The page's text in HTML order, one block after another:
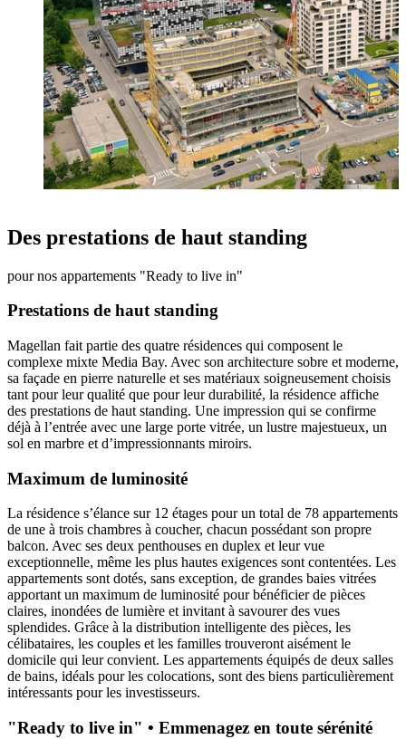
Des prestations de haut standing
pour nos appartements "Ready to live in"
Prestations de haut standing
Magellan fait partie des quatre résidences qui composent le
complexe mixte Media Bay. Avec son architecture sobre et moderne,
sa façade en pierre naturelle et ses matériaux soigneusement choisis
tant pour leur qualité que pour leur durabilité, la résidence affiche
des prestations de haut standing. Une impression qui se confirme
déjà à l’entrée avec une large porte vitrée, un lustre majestueux, un
sol en marbre et d’impressionnants miroirs.
Maximum de luminosité
La résidence s’élance sur 12 étages pour un total de 78 appartements
de une à trois chambres à coucher, chacun possédant son propre
balcon. Avec ses deux penthouses en duplex et leur vue
exceptionnelle, même les plus hautes exigences sont contentées. Les
appartements sont dotés, sans exception, de grandes baies vitrées
apportant un maximum de luminosité pour bénéficier de pièces
claires, inondées de lumière et invitant à savourer des vues
splendides. Grâce à la distribution intelligente des pièces, les
célibataires, les couples et les familles trouveront aisément le
domicile qui leur convient. Les appartements équipés de deux salles
de bains, idéals pour les colocations, sont des biens particulièrement
intéressants pour les investisseurs.
"Ready to live in" • Emmenagez en toute sérénité